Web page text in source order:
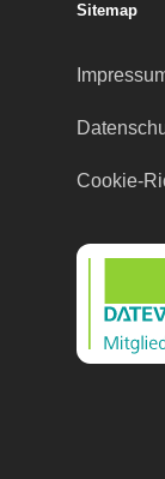
Sitemap
Cookie-